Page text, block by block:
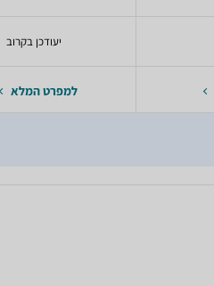
יעודכן בקרוב
למפרט המלא